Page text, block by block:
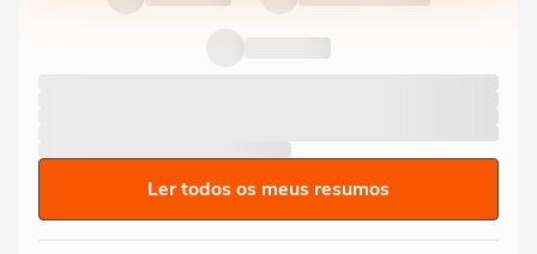
Ler todos os meus resumos